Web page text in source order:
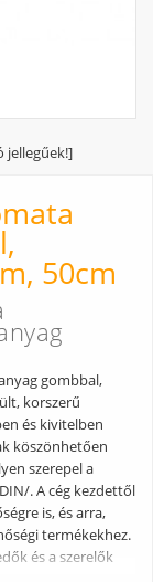
jellegűek!]
50cm
gombbal,
korszerű
és kivitelben
köszönhetően
szerepel a
. A cég kezdettől
is, és arra,
termékekhez.
és a szerelők